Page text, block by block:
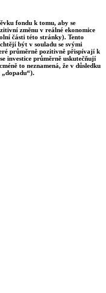
fondu k tomu, aby se
změnu v reálné ekonomice
části této stránky). Tento
být v souladu se svými
průměrně pozitivně přispívají k
investice průměrně uskutečňují
to neznamená, že v důsledku
„dopadu“).